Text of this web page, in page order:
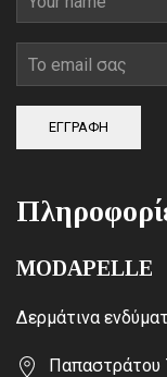
ΕΓΓΡΑΦΗ
MODAPELLE
Δερμάτινα
Παπαστράτου